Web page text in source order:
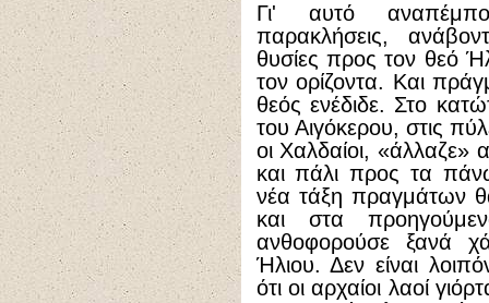
Γι' αυτό
παρακλήσεις,
θυσίες προς τον θεό
τον ορίζοντα. Και
θεός ενέδιδε. Στο
του Αιγόκερου, στις
οι Χαλδαίοι,
και πάλι προς τα
νέα τάξη πραγμάτων
και στα
ανθοφορούσε ξανά
Ήλιου. Δεν είναι
ότι οι αρχαίοι λαοί